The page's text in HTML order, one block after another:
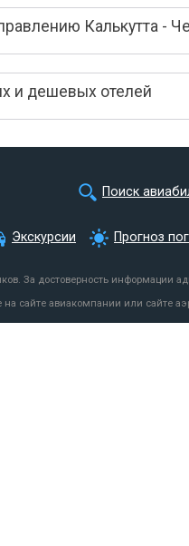
Калькутта -
и дешевых отелей
Поиск
Экскурсии Прогноз
За достоверность информации
сайте авиакомпании или сайте